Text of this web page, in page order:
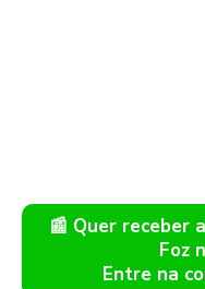
📰 Quer receber
Foz
Entre na